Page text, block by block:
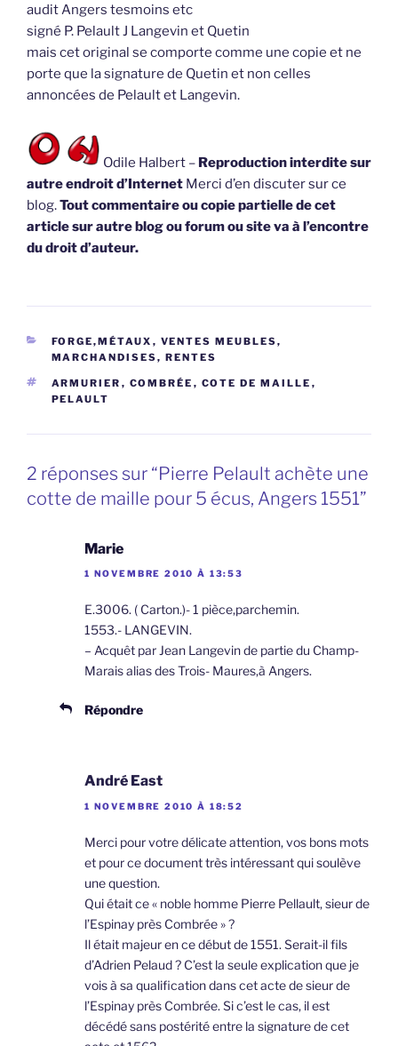
audit Angers tesmoins etc
signé P. Pelault J Langevin et Quetin
mais cet original se comporte comme une copie et ne
porte que la signature de Quetin et non celles
annoncées de Pelault et Langevin.
Odile Halbert – Reproduction interdite sur
autre endroit d’Internet Merci d’en discuter sur ce
blog.Tout commentaire ou copie partielle de cet
article sur autre blog ou forum ou site va à l’encontre
du droit d’auteur.
CATÉGORIES
FORGE,MÉTAUX , VENTES MEUBLES,
MARCHANDISES, RENTES
ÉTIQUETTES
ARMURIER , COMBRÉE , COTE DE MAILLE ,
PELAULT
2 réponses sur “Pierre Pelault achète une
cotte de maille pour 5 écus, Angers 1551”
Marie
1 NOVEMBRE 2010 À 13:53
E.3006. ( Carton.)- 1 pièce,parchemin.
1553.- LANGEVIN.
– Acquêt par Jean Langevin de partie du Champ-
Marais alias des Trois- Maures,à Angers.
Répondre
André East
1 NOVEMBRE 2010 À 18:52
Merci pour votre délicate attention, vos bons mots
et pour ce document très intéressant qui soulève
une question.
Qui était ce « noble homme Pierre Pellault, sieur de
l’Espinay près Combrée » ?
Il était majeur en ce début de 1551. Serait-il fils
d’Adrien Pelaud ? C’est la seule explication que je
vois à sa qualification dans cet acte de sieur de
l’Espinay près Combrée. Si c’est le cas, il est
décédé sans postérité entre la signature de cet